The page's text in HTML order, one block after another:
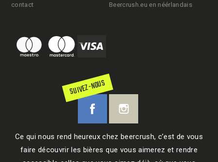
contact
Beercrush.eu en néérlandais
SUIVEZ-NOUS
Ce qui nous rend heureux chez beercrush, c’est de vous
faire découvrir les bières que vous aimerez et rendre